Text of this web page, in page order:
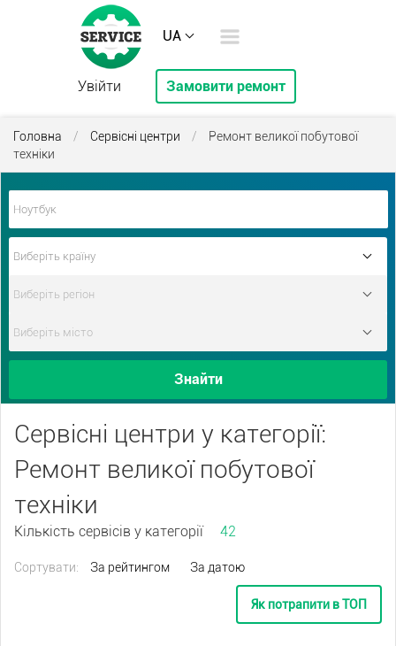
UA
Увійти Замовити ремонт
Головна / Сервісні центри /
Ремонт великої побутової
техніки
Знайти
Сервісні центри у категорії:
Ремонт великої побутової
техніки
Кількість сервісів у категорії 42
Сортувати: За рейтингом За датою
Як потрапити в ТОП